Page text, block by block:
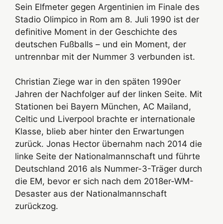
Sein Elfmeter gegen Argentinien im Finale des
Stadio Olimpico in Rom am 8. Juli 1990 ist der
definitive Moment in der Geschichte des
deutschen Fußballs – und ein Moment, der
untrennbar mit der Nummer 3 verbunden ist.
Christian Ziege war in den späten 1990er
Jahren der Nachfolger auf der linken Seite. Mit
Stationen bei Bayern München, AC Mailand,
Celtic und Liverpool brachte er internationale
Klasse, blieb aber hinter den Erwartungen
zurück. Jonas Hector übernahm nach 2014 die
linke Seite der Nationalmannschaft und führte
Deutschland 2016 als Nummer-3-Träger durch
die EM, bevor er sich nach dem 2018er-WM-
Desaster aus der Nationalmannschaft
zurückzog.